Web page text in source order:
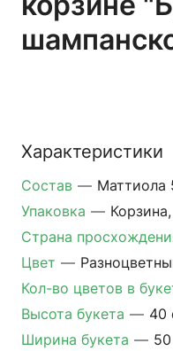
Характеристики
Состав — Маттиола
Упаковка —
Страна
Цвет —
Кол-во цветов в
Высота букета — 40
Ширина букета —